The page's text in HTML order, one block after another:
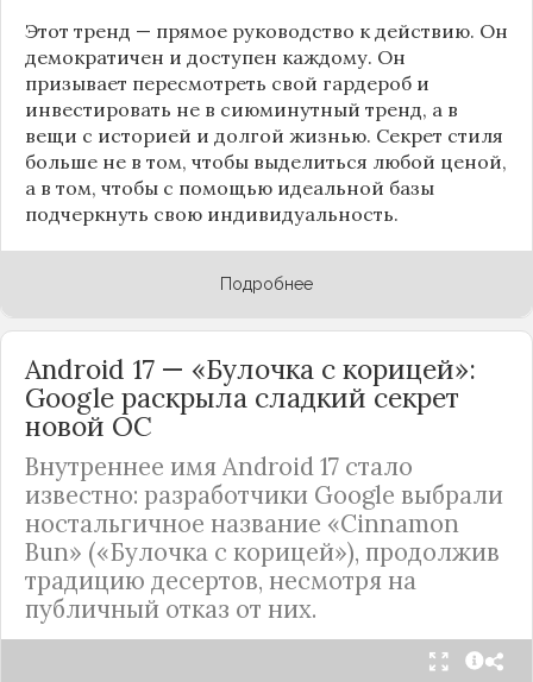
Этот тренд — прямое руководство к действию. Он
демократичен и доступен каждому. Он
призывает пересмотреть свой гардероб и
инвестировать не в сиюминутный тренд, а в
вещи с историей и долгой жизнью. Секрет стиля
больше не в том, чтобы выделиться любой ценой,
а в том, чтобы с помощью идеальной базы
подчеркнуть свою индивидуальность.
Подробнее
Android 17 — «Булочка с корицей»:
Google раскрыла сладкий секрет
новой ОС
Внутреннее имя Android 17 стало
известно: разработчики Google выбрали
ностальгичное название «Cinnamon
Bun» («Булочка с корицей»), продолжив
традицию десертов, несмотря на
публичный отказ от них.